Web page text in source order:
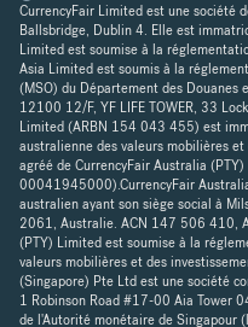
CurrencyFair Limited est une société
Ballsbridge, Dublin 4. Elle est
Limited est soumise à la
Asia Limited est soumis à la
(MSO) du Département des Douanes
12100 12/F, YF LIFE TOWER, 33
Limited (ARBN 154 043 455) est
australienne des valeurs mobilières
agréé de CurrencyFair Australia
00041945000).CurrencyFair
australien ayant son siège social à
2061, Australie. ACN 147 506 410,
(PTY) Limited est soumise à la
valeurs mobilières et des
(Singapore) Pte Ltd est une société
1 Robinson Road #17-00 Aia Tower
de l'Autorité monétaire de Singapour